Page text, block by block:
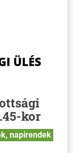
kor
napirendek